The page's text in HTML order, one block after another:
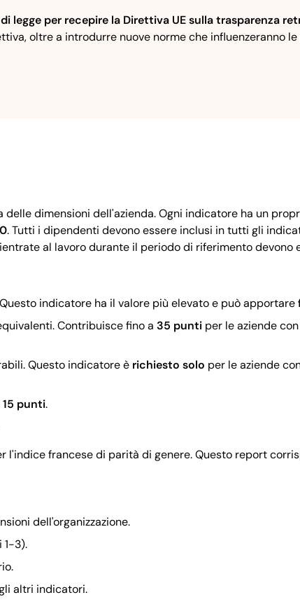
legge per recepire la Direttiva UE sulla trasparenza
oltre a introdurre nuove norme che influenzeranno
delle dimensioni dell'azienda. Ogni indicatore ha un
. Tutti i dipendenti devono essere inclusi in tutti gli
al lavoro durante il periodo di riferimento devono
indicatore ha il valore più elevato e può apportare
Contribuisce fino a 35 punti per le aziende
Questo indicatore è richiesto solo per le aziende
15 punti.
l'indice francese di parità di genere. Questo report
dell'organizzazione.
1-3).
altri indicatori.